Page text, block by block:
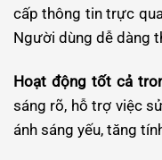
cấp thông tin trực
Người dùng dễ dàng
Hoạt động tốt cả
sáng rõ, hỗ trợ việc
ánh sáng yếu, tăng